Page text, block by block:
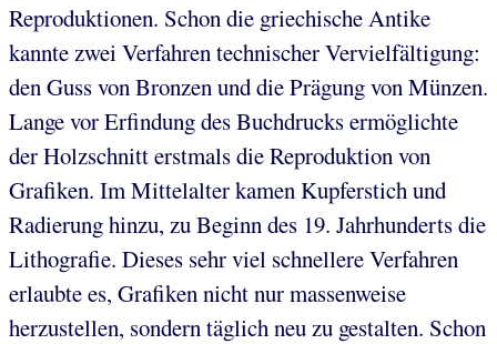
Reproduktionen. Schon die griechische Antike
kannte zwei Verfahren technischer Vervielfältigung:
den Guss von Bronzen und die Prägung von Münzen.
Lange vor Erfindung des Buchdrucks ermöglichte
der Holzschnitt erstmals die Reproduktion von
Grafiken. Im Mittelalter kamen Kupferstich und
Radierung hinzu, zu Beginn des 19. Jahrhunderts die
Lithografie. Dieses sehr viel schnellere Verfahren
erlaubte es, Grafiken nicht nur massenweise
herzustellen, sondern täglich neu zu gestalten. Schon